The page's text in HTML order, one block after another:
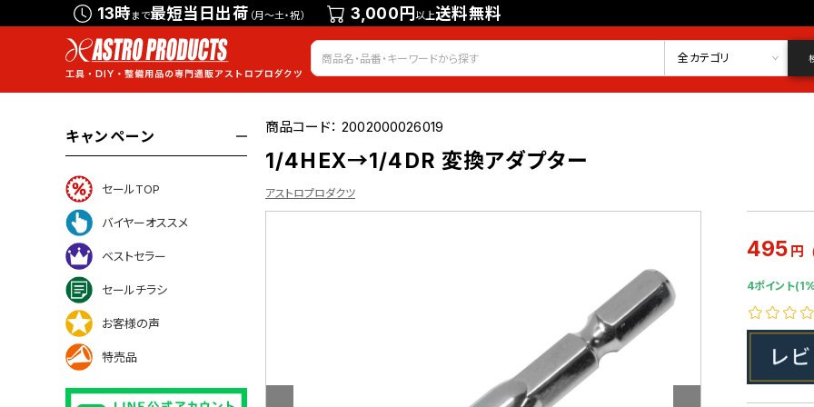
13時まで最短当日出荷 （月～土・祝） 3,000円以上送料無料
会員登録 ログイン
お気に入り
全カテゴリ
キャンペーン
セールTOP
バイヤーオススメ
ベストセラー
セールチラシ
お客様の声
特売品
商品コード：2002000026019
1/4HEX→1/4DR 変換アダプター
アストロプロダクツ
495 円
4ポイント